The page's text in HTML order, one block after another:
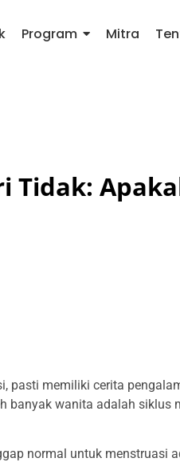
Program Mitra
Tidak:
pasti memiliki cerita
banyak wanita adalah siklus
normal untuk menstruasi